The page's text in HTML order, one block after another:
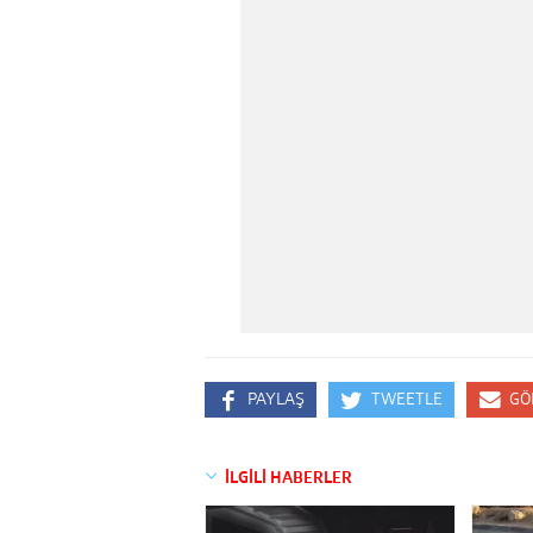
PAYLAŞ TWEETLE
İLGİLİ HABERLER